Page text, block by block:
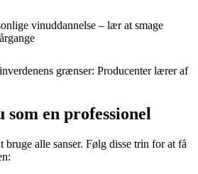
vinuddannelse – lær at smage
grænser: Producenter lærer af
som en professionel
bruge alle sanser. Følg disse trin for at få